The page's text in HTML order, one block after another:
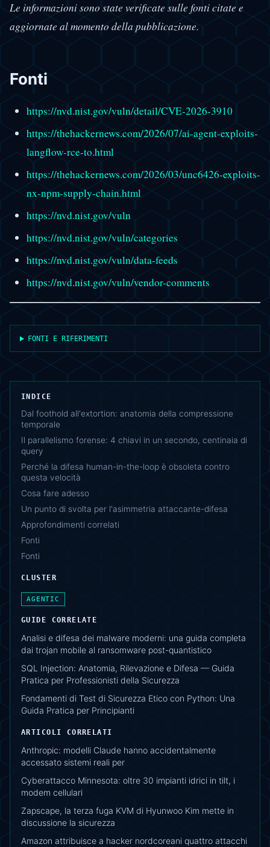
Le informazioni sono state verificate sulle fonti citate e
aggiornate al momento della pubblicazione.
Fonti
https://nvd.nist.gov/vuln/detail/CVE-2026-3910
https://thehackernews.com/2026/07/ai-agent-exploits-
langflow-rce-to.html
https://thehackernews.com/2026/03/unc6426-exploits-
nx-npm-supply-chain.html
https://nvd.nist.gov/vuln
https://nvd.nist.gov/vuln/categories
https://nvd.nist.gov/vuln/data-feeds
https://nvd.nist.gov/vuln/vendor-comments
FONTI E RIFERIMENTI
INDICE
Dal foothold all'extortion: anatomia della compressione
temporale
Il parallelismo forense: 4 chiavi in un secondo, centinaia di
query
Perché la difesa human-in-the-loop è obsoleta contro
questa velocità
Cosa fare adesso
Un punto di svolta per l'asimmetria attaccante-difesa
Approfondimenti correlati
Fonti
Fonti
CLUSTER
AGENTIC
GUIDE CORRELATE
Analisi e difesa dei malware moderni: una guida completa
dai trojan mobile al ransomware post-quantistico
SQL Injection: Anatomia, Rilevazione e Difesa — Guida
Pratica per Professionisti della Sicurezza
Fondamenti di Test di Sicurezza Etico con Python: Una
Guida Pratica per Principianti
ARTICOLI CORRELATI
Anthropic: modelli Claude hanno accidentalmente
accessato sistemi reali per
Cyberattacco Minnesota: oltre 30 impianti idrici in tilt, i
modem cellulari
Zapscape, la terza fuga KVM di Hyunwoo Kim mette in
discussione la sicurezza
Amazon attribuisce a hacker nordcoreani quattro attacchi